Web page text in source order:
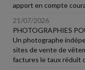
apport en compte
21/07/2026
PHOTOGRAPHIES
Un photographe
sites de vente de
factures le taux réduit